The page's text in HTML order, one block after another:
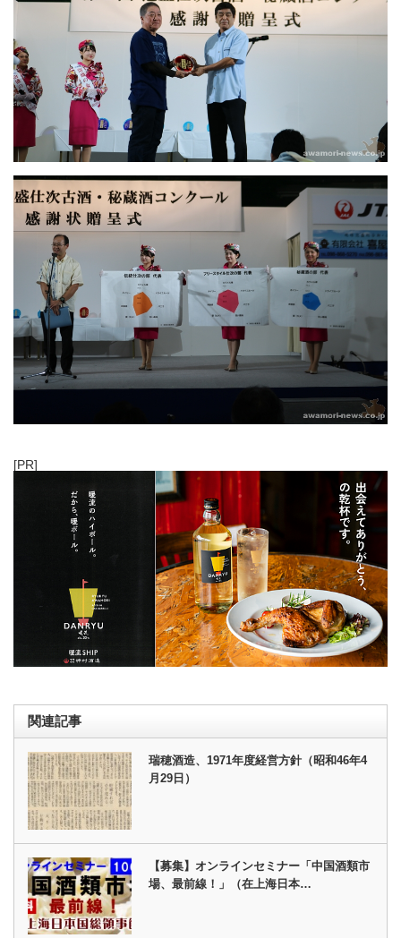
[PR]
関連記事
瑞穂酒造、1971年度経営方針（昭和46年4
月29日）
【募集】オンラインセミナー「中国酒類市
場、最前線！」（在上海日本…